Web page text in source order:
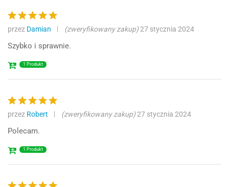
Oceniono
5na 5
przez Damian (zweryfikowany zakup)27 stycznia 2024
Szybko i sprawnie.
1 Produkt
Oceniono
5na 5
przez Robert (zweryfikowany zakup)27 stycznia 2024
Polecam.
1 Produkt